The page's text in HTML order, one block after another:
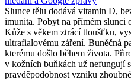
Slunce tělu dodává vitamin D,
imunita. Pobyt na přímém slunci
Kůže s věkem ztrácí tloušťku,
ultrafialovému záření. Buněčná
kterému došlo během života.
v kožních buňkách už nefungují
pravděpodobnost vzniku